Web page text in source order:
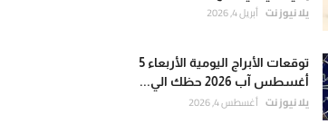
يلا نيوز نت أبريل 4, 2026
توقعات الأبراج اليومية الأربعاء 5
أغسطس آب 2026 حظك الي...
يلا نيوز نت أغسطس 4, 2026